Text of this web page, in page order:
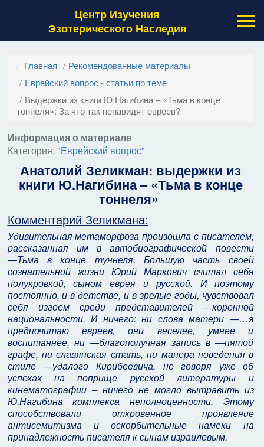
Центр Изучения
Эзотерического Наследия
Главная
Рекомендованные материалы
Еврейский вопрос - статьи по теме
Выдержки из книги Ю.Нагибина – «Тьма в конце
тоннеля»: За что так ненавидят евреев?
Информация о материале
Категория: "Еврейский вопрос"
Анатолий Зеликман: выдержки из
книги Ю.Нагибина – «Тьма в конце
тоннеля»
Комментарий Зеликмана:
Удивительная метаморфоза произошла с писателем,
рассказанная им в автобиографической повести
―Тьма в конце туннеля. Большую часть своей
сознательной жизни Юрий Маркович считал себя
полукровкой, сыном еврея и русской. И поэтому
постоянно, и в детстве, и в зрелые годы, чувствовал
себя изгоем среди представителей ―коренной
национальности. И ничего: ни слова матери ―…я
предпочитаю евреев, они веселее, умнее и
воспитаннее, ни ―благополучная запись в ―пятой
графе, ни славянская стать, ни манера поведения в
стиле ―удалого Кирибеевича, не говоря уже об
успехах на поприще русской литературы и
кинематографии – ничего не могло вытравить из
Ю.Нагибина комплекса неполноценности. Этому
способствовали откровенное проявление
антисемитизма и оскорбительные намеки на
принадлежность писателя к сынам израилевым.